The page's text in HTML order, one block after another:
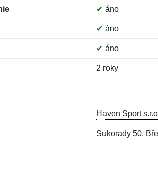
✔ áno
✔ áno
✔ áno
2 roky
Haven Sport
Sukorady 50,